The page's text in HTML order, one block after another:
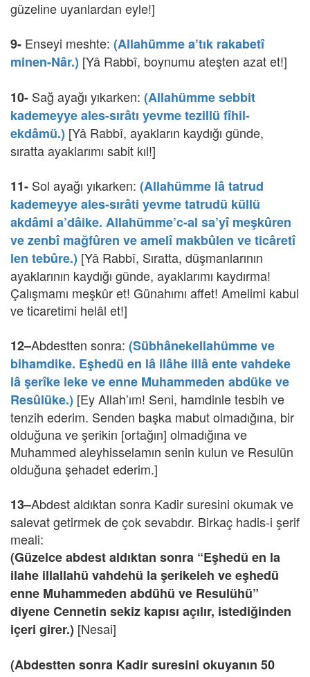
güzeline uyanlardan eyle!]
9- Enseyi meshte: (Allahümme a’tık rakabetî
minen-Nâr.) [Yâ Rabbî, boynumu ateşten azat et!]
10- Sağ ayağı yıkarken: (Allahümme sebbit
kademeyye ales-sırâtı yevme tezillü fîhil-
ekdâmü.) [Yâ Rabbî, ayakların kaydığı günde,
sıratta ayaklarımı sabit kıl!]
11- Sol ayağı yıkarken: (Allahümme lâ tatrud
kademeyye ales-sırâti yevme tatrudü küllü
akdâmi a’dâike. Allahümme’c-al sa’yî meşkûren
ve zenbî mağfûren ve amelî makbûlen ve ticâretî
len tebûre.) [Yâ Rabbî, Sıratta, düşmanlarının
ayaklarının kaydığı günde, ayaklarımı kaydırma!
Çalışmamı meşkûr et! Günahımı affet! Amelimi kabul
ve ticaretimi helâl et!]
12–Abdestten sonra: (Sübhânekellahümme ve
bihamdike. Eşhedü en lâ ilâhe illâ ente vahdeke
lâ şerîke leke ve enne Muhammeden abdüke ve
Resûlüke.) [Ey Allah’ım! Seni, hamdinle tesbih ve
tenzih ederim. Senden başka mabut olmadığına, bir
olduğuna ve şerikin [ortağın] olmadığına ve
Muhammed aleyhisselamın senin kulun ve Resulün
olduğuna şehadet ederim.]
13–Abdest aldıktan sonra Kadir suresini okumak ve
salevat getirmek de çok sevabdır. Birkaç hadis-i şerif
meali:
(Güzelce abdest aldıktan sonra “Eşhedü en la
ilahe illallahü vahdehü la şerikeleh ve eşhedü
enne Muhammeden abdühü ve Resulühü”
diyene Cennetin sekiz kapısı açılır, istediğinden
içeri girer.) [Nesai]
(Abdestten sonra Kadir suresini okuyanın 50